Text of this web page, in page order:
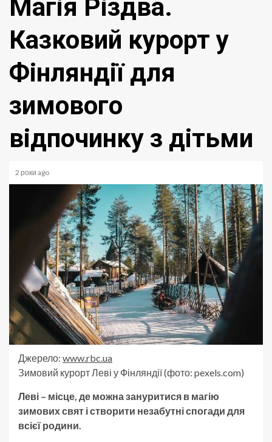
Магія Різдва.
Казковий курорт у
Фінляндії для
зимового
відпочинку з дітьми
2 роки ago
Джерело: www.rbc.ua
Зимовий курорт Леві у Фінляндії (фото: pexels.com)
Леві – місце, де можна зануритися в магію
зимових свят і створити незабутні спогади для
всієї родини.